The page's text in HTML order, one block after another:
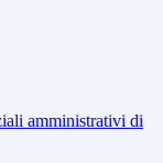
amministrativi di